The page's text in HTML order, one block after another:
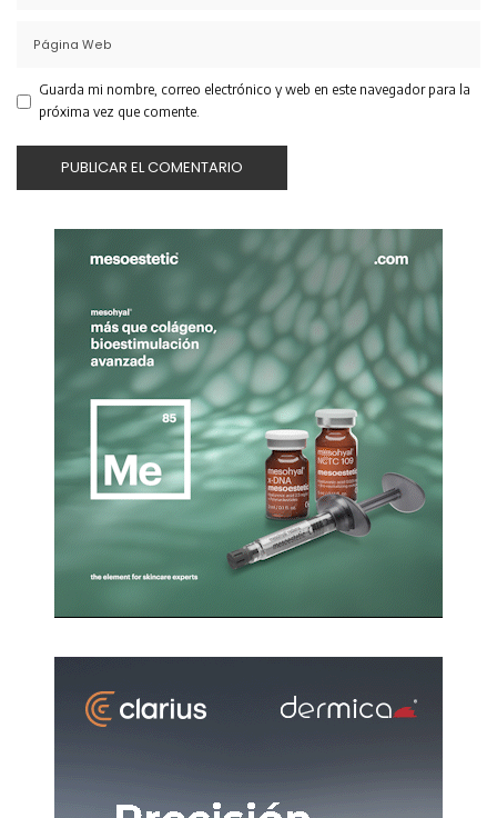
Guarda mi nombre, correo electrónico y web en este navegador para la
próxima vez que comente.